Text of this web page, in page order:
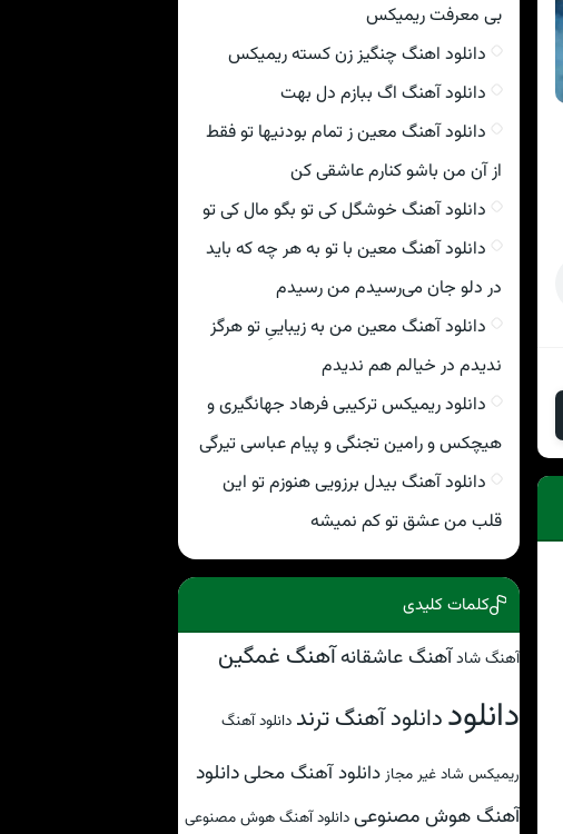
بی معرفت ریمیکس
دانلود اهنگ چنگیز زن کسته ریمیکس
دانلود آهنگ اگ ببازم دل بهت
دانلود آهنگ معین ز تمام بودنیها تو فقط
از آن من باشو کنارم عاشقی کن
دانلود آهنگ خوشگل کی تو بگو مال کی تو
دانلود آهنگ معین با تو به هر چه که باید
در دلو جان می‌رسیدم من رسیدم
دانلود آهنگ معین من به زیباییِ تو هرگز
ندیدم در خیالم هم ندیدم
دانلود ریمیکس ترکیبی فرهاد جهانگیری و
هیچکس و رامین تجنگی و پیام عباسی تیرگی
دانلود آهنگ بیدل برزویی هنوزم تو این
قلب من عشق تو کم نمیشه
کلمات کلیدی
آهنگ شادآهنگ عاشقانهآهنگ غمگین
دانلوددانلود آهنگ ترند دانلود آهنگ
ریمیکس شاد غیر مجاز دانلود آهنگ محلیدانلود
آهنگ هوش مصنوعی دانلود آهنگ هوش مصنوعی